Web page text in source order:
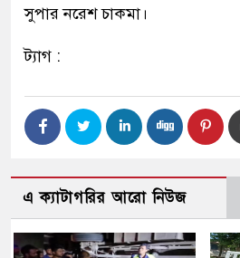
সুপার নরেশ চাকমা।
ট্যাগ :
এ ক্যাটাগরির আরো নিউজ